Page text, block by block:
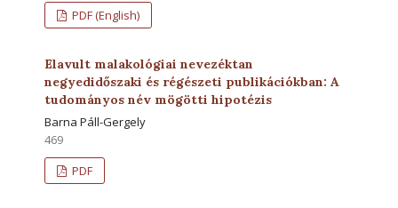
PDF (English)
Elavult malakológiai nevezéktan
negyedidőszaki és régészeti publikációkban: A
tudományos név mögötti hipotézis
Barna Páll-Gergely
469
PDF